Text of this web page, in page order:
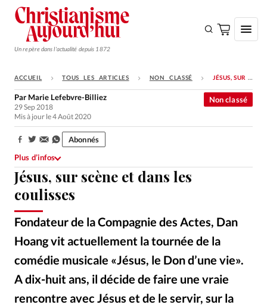
Un repère dans l'actualité depuis 1872
S'ABONNER
Monde
Opinions
Tous les articles
Faire un don
Emploi
Se connecter
Édition: Internationale
ACCUEIL TOUS LES ARTICLES NON CLASSÉ JÉSUS, SUR SCÈNE ET DANS LES COULISSES
Jésus, sur scène et dans les
coulisses
Fondateur de la Compagnie des Actes, Dan
Hoang vit actuellement la tournée de la
comédie musicale «Jésus, le Don d’une vie».
A dix-huit ans, il décide de faire une vraie
rencontre avec Jésus et de le servir, sur la
Non classé
Par Marie Lefebvre-Billiez
29 Sep 2018
Mis à jour le 4 Août 2020
Partager:
Abonnés
Plus d’infos